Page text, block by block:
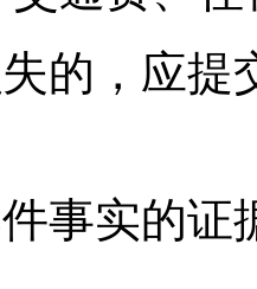
的，应
事实的证